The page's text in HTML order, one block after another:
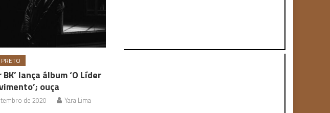
lança álbum ‘O Líder
ouça
de 2020 Yara Lima